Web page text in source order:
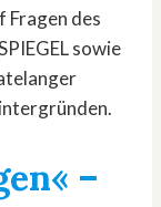
des
sowie
–